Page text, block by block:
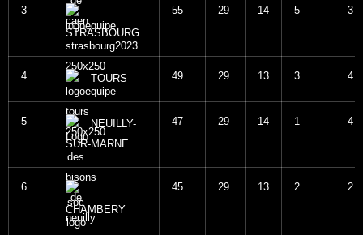
3
STRASBOURG
55 29 14 5 3
4 TOURS 49 29 13 3 4
5
NEUILLY-
SUR-MARNE
47 29 14 1 4
6
CHAMBERY
45 29 13 2 2